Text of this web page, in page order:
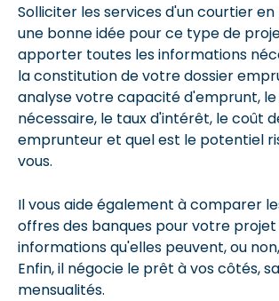
Solliciter les services d'un courtier
une bonne idée pour ce type de
apporter toutes les informations
la constitution de votre dossier
analyse votre capacité d'emprunt,
nécessaire, le taux d'intérêt, le coût
emprunteur et quel est le potentiel
vous.
Il vous aide également à comparer
offres des banques pour votre
informations qu'elles peuvent, ou
Enfin, il négocie le prêt à vos côtés,
mensualités.